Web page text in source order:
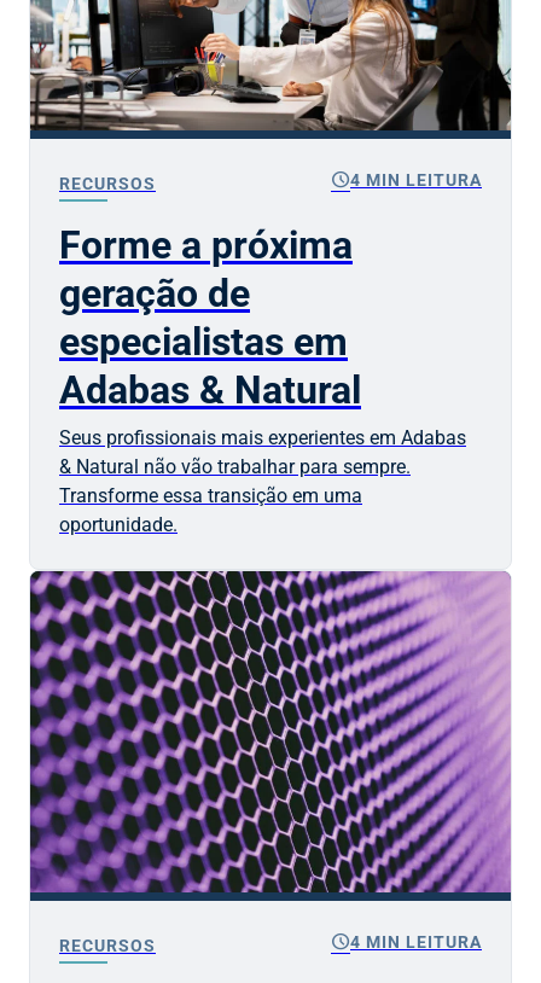
RECURSOS schedule4 MIN LEITURA
Forme a próxima
geração de
especialistas em
Adabas & Natural
Seus profissionais mais experientes em Adabas
& Natural não vão trabalhar para sempre.
Transforme essa transição em uma
oportunidade.
RECURSOS schedule4 MIN LEITURA